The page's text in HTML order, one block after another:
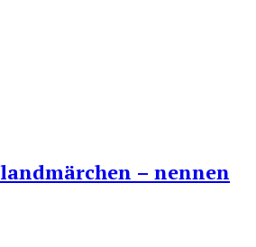
– nennen